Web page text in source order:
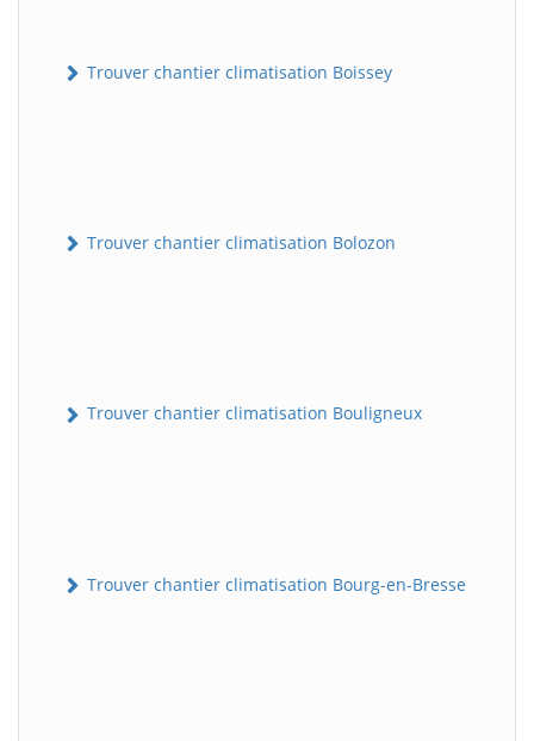
Trouver chantier climatisation Boissey
Trouver chantier climatisation Bolozon
Trouver chantier climatisation Bouligneux
Trouver chantier climatisation Bourg-en-Bresse